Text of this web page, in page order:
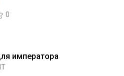
0
императора